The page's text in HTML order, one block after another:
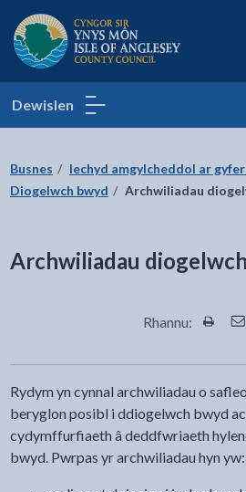
Cyngor Sir Ynys Môn
Dewislen
Busnes
Iechyd amgylcheddol ar
Diogelwch bwyd
Archwiliadau
Archwiliadau
Rhannu:
Rydym yn cynnal archwiliadau o
beryglon posibl i ddiogelwch bwyd
cydymffurfiaeth â deddfwriaeth
bwyd. Pwrpas yr archwiliadau hyn yw: